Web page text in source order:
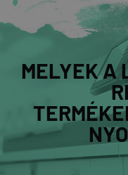
MELYEK A